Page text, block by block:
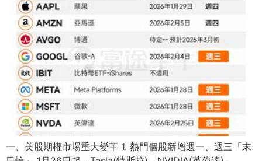
⼀、美股期權市場重⼤變⾰ 1. 熱⾨個股新增週⼀、週三「末